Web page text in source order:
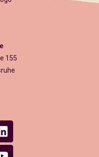
155